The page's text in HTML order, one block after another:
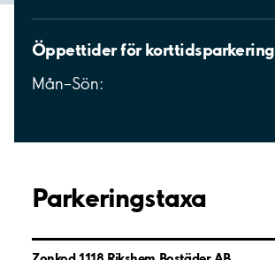
Öppettider för korttidsparkering
Mån–Sön:
Parkeringstaxa